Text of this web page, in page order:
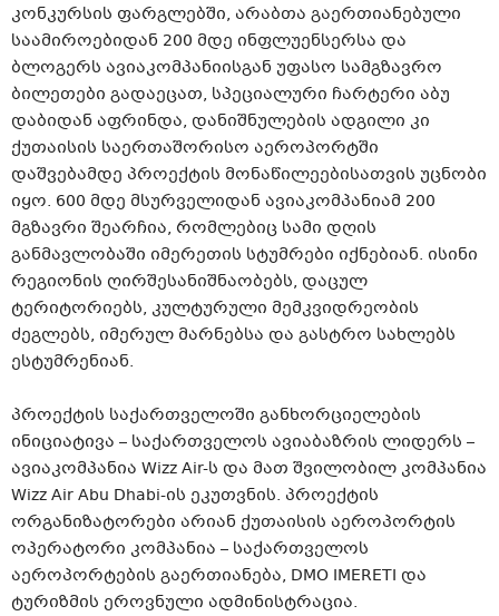
კონკურსის ფარგლებში, არაბთა გაერთიანებული
საამიროებიდან 200 მდე ინფლუენსერსა და
ბლოგერს ავიაკომპანიისგან უფასო სამგზავრო
ბილეთები გადაეცათ, სპეციალური ჩარტერი აბუ
დაბიდან აფრინდა, დანიშნულების ადგილი კი
ქუთაისის საერთაშორისო აეროპორტში
დაშვებამდე პროექტის მონაწილეებისათვის უცნობი
იყო. 600 მდე მსურველიდან ავიაკომპანიამ 200
მგზავრი შეარჩია, რომლებიც სამი დღის
განმავლობაში იმერეთის სტუმრები იქნებიან. ისინი
რეგიონის ღირშესანიშნაობებს, დაცულ
ტერიტორიებს, კულტურული მემკვიდრეობის
ძეგლებს, იმერულ მარნებსა და გასტრო სახლებს
ესტუმრენიან.
პროექტის საქართველოში განხორციელების
ინიციატივა – საქართველოს ავიაბაზრის ლიდერს –
ავიაკომპანია Wizz Air-ს და მათ შვილობილ კომპანია
Wizz Air Abu Dhabi-ის ეკუთვნის. პროექტის
ორგანიზატორები არიან ქუთაისის აეროპორტის
ოპერატორი კომპანია – საქართველოს
აეროპორტების გაერთიანება, DMO IMERETI და
ტურიზმის ეროვნული ადმინისტრაცია.